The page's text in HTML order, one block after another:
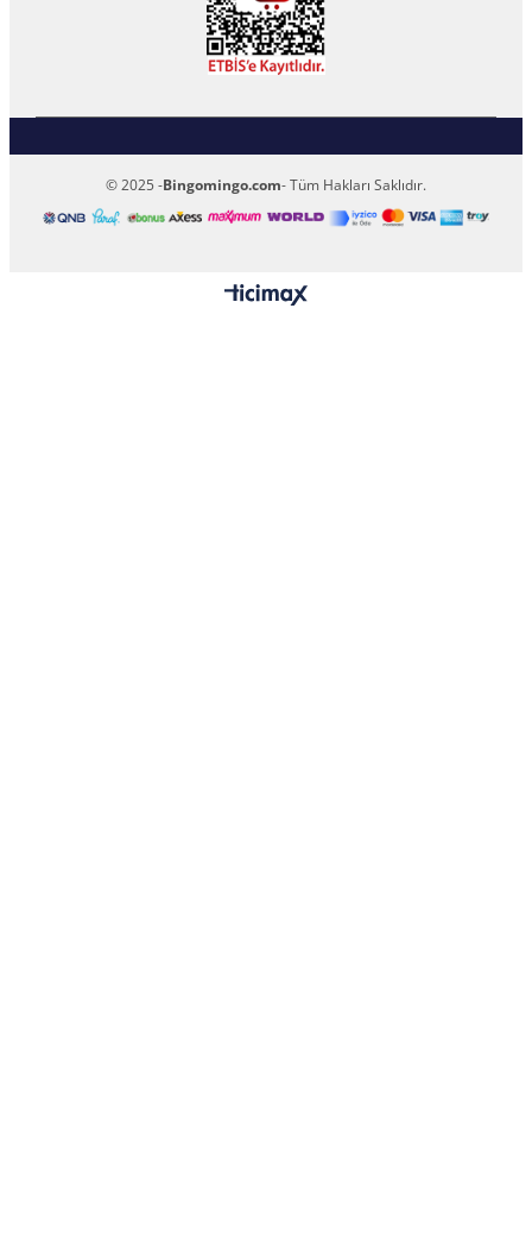
© 2025 -Bingomingo.com- Tüm Hakları Saklıdır.